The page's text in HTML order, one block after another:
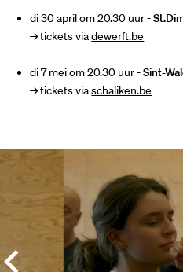
di 30 april om 20.30 uur-
→ tickets viadewerft.be
di 7 mei om 20.30 uur -Sint-
→ tickets viaschaliken.be
Overslaan